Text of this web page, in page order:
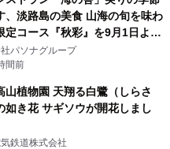
、淡路島の美食 山海の旬を味わ
定コース『秋彩』を9月1日より
始パソナグループ
間前
山植物園 天翔る白鷺（しらさ
如き花 サギソウが開花しまし
鉄道株式会社